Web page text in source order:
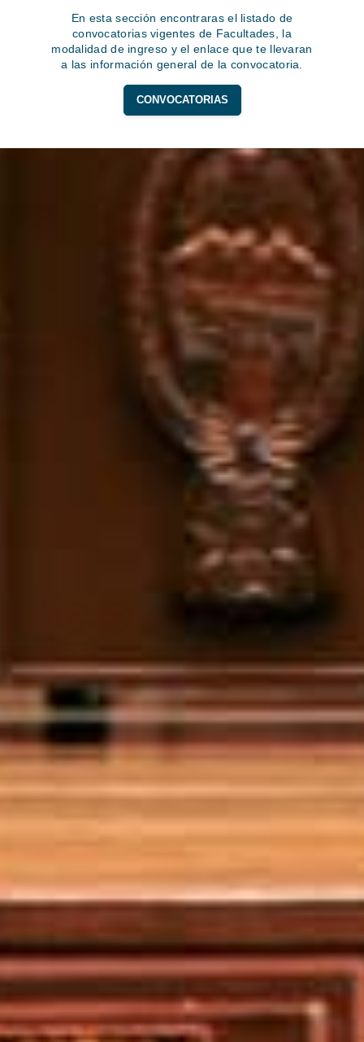
En esta sección encontraras el listado de
convocatorias vigentes de Facultades, la
modalidad de ingreso y el enlace que te llevaran
a las información general de la convocatoria.
CONVOCATORIAS